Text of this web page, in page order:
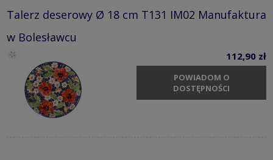
Talerz deserowy Ø 18 cm T131 IM02 Manufaktura
w Bolesławcu
112,90 zł
POWIADOM O
DOSTĘPNOŚCI